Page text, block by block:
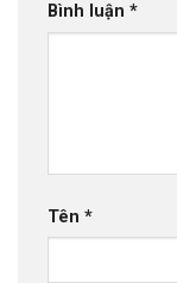
Bình luận *
Tên *